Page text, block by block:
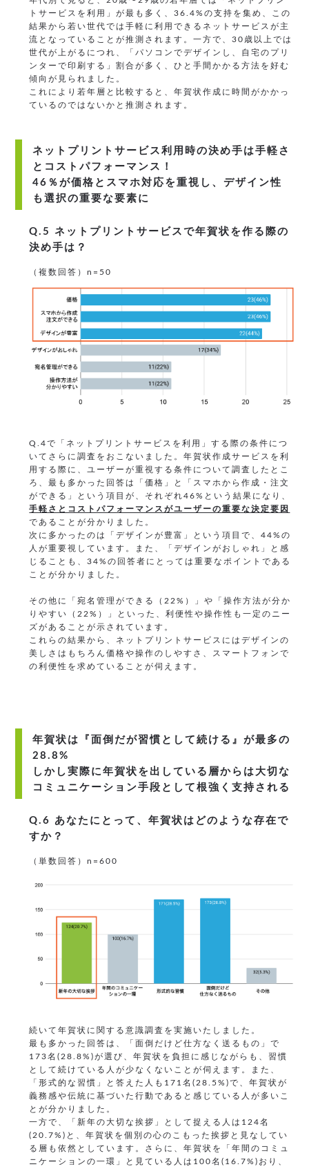
トサービスを利用」が最も多く、36.4%の支持を集め、この
結果から若い世代では手軽に利用できるネットサービスが主
流となっていることが推測されます。一方で、30歳以上では
世代が上がるにつれ、「パソコンでデザインし、自宅のプリ
ンターで印刷する」割合が多く、ひと手間かかる方法を好む
傾向が見られました。
これにより若年層と比較すると、年賀状作成に時間がかかっ
ているのではないかと推測されます。
ネットプリントサービス利用時の決め手は手軽さ
とコストパフォーマンス！
46％が価格とスマホ対応を重視し、デザイン性
も選択の重要な要素に
Q.5 ネットプリントサービスで年賀状を作る際の
決め手は？
（複数回答）n=50
Q.4で「ネットプリントサービスを利用」する際の条件につ
いてさらに調査をおこないました。年賀状作成サービスを利
用する際に、ユーザーが重視する条件について調査したとこ
ろ、最も多かった回答は「価格」と「スマホから作成・注文
ができる」という項目が、それぞれ46%という結果になり、
手軽さとコストパフォーマンスがユーザーの重要な決定要因
であることが分かりました。
次に多かったのは「デザインが豊富」という項目で、44%の
人が重要視しています。また、「デザインがおしゃれ」と感
じることも、34%の回答者にとっては重要なポイントである
ことが分かりました。
その他に「宛名管理ができる（22%）」や「操作方法が分か
りやすい（22%）」といった、利便性や操作性も一定のニー
ズがあることが示されています。
これらの結果から、ネットプリントサービスにはデザインの
美しさはもちろん価格や操作のしやすさ、スマートフォンで
の利便性を求めていることが伺えます。
年賀状は『面倒だが習慣として続ける』が最多の
28.8%
しかし実際に年賀状を出している層からは大切な
コミュニケーション手段として根強く支持される
Q.6 あなたにとって、年賀状はどのような存在で
すか？
（単数回答）n=600
続いて年賀状に関する意識調査を実施いたしました。
最も多かった回答は、「面倒だけど仕方なく送るもの」で
173名(28.8%)が選び、年賀状を負担に感じながらも、習慣
として続けている人が少なくないことが伺えます。また、
「形式的な習慣」と答えた人も171名(28.5%)で、年賀状が
義務感や伝統に基づいた行動であると感じている人が多いこ
とが分かりました。
一方で、「新年の大切な挨拶」として捉える人は124名
(20.7%)と、年賀状を個別の心のこもった挨拶と見なしてい
る層も依然としています。さらに、年賀状を「年間のコミュ
ニケーションの一環」と見ている人は100名(16.7%)おり、